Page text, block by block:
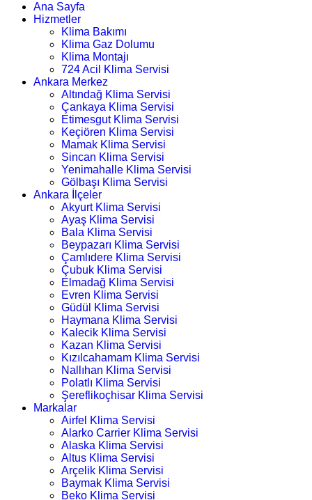
Ana Sayfa
Hizmetler
Klima Bakımı
Klima Gaz Dolumu
Klima Montajı
724 Acil Klima Servisi
Ankara Merkez
Altındağ Klima Servisi
Çankaya Klima Servisi
Etimesgut Klima Servisi
Keçiören Klima Servisi
Mamak Klima Servisi
Sincan Klima Servisi
Yenimahalle Klima Servisi
Gölbaşı Klima Servisi
Ankara İlçeler
Akyurt Klima Servisi
Ayaş Klima Servisi
Bala Klima Servisi
Beypazarı Klima Servisi
Çamlıdere Klima Servisi
Çubuk Klima Servisi
Elmadağ Klima Servisi
Evren Klima Servisi
Güdül Klima Servisi
Haymana Klima Servisi
Kalecik Klima Servisi
Kazan Klima Servisi
Kızılcahamam Klima Servisi
Nallıhan Klima Servisi
Polatlı Klima Servisi
Şereflikoçhisar Klima Servisi
Markalar
Airfel Klima Servisi
Alarko Carrier Klima Servisi
Alaska Klima Servisi
Altus Klima Servisi
Arçelik Klima Servisi
Baymak Klima Servisi
Beko Klima Servisi